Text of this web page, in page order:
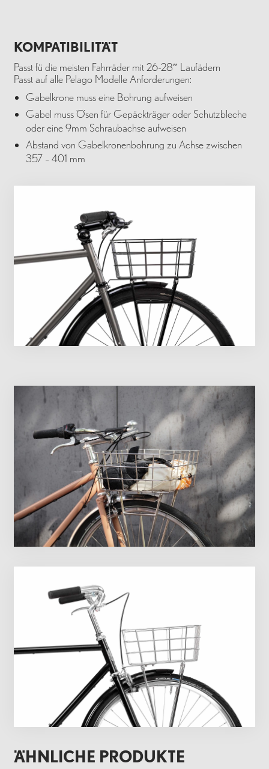
KOMPATIBILITÄT
Passt fü die meisten Fahrräder mit 26-28″ Laufädern
Passt auf alle Pelago Modelle Anforderungen:
Gabelkrone muss eine Bohrung aufweisen
Gabel muss Ösen für Gepäckträger oder Schutzbleche
oder eine 9mm Schraubachse aufweisen
Abstand von Gabelkronenbohrung zu Achse zwischen
357 – 401 mm
ÄHNLICHE PRODUKTE